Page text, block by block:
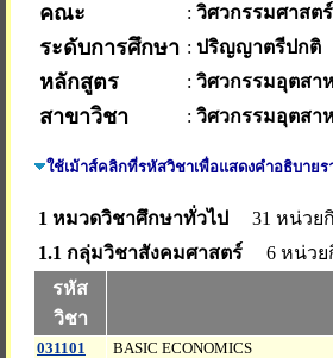
คณะ : วิศวกรรมศาสตร์
ระดับการศึกษา : ปริญญาตรีปกติ
หลักสูตร : วิศวกรรมอุตสา
สาขาวิชา : วิศวกรรมอุตสา
ใช้เม้าส์คลิกที่รหัสวิชาเพื่อแสดงคำอธิบายร
1 หมวดวิชาศึกษาทั่วไป
31 หน่วย
1.1 กลุ่มวิชาสังคมศาสตร์
6 หน่วย
รหัส
วิชา
031101
BASIC ECONOMICS